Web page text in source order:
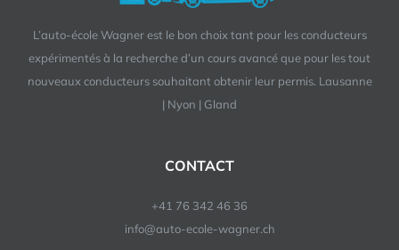
L’auto-école Wagner est le bon choix tant pour les conducteurs
expérimentés à la recherche d’un cours avancé que pour les tout
nouveaux conducteurs souhaitant obtenir leur permis. Lausanne
| Nyon | Gland
CONTACT
+41 76 342 46 36
info@auto-ecole-wagner.ch